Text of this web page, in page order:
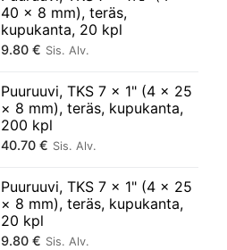
40 × 8 mm), teräs,
kupukanta, 20 kpl
9.80 € Sis. Alv.
Puuruuvi, TKS 7 × 1" (4 × 25
× 8 mm), teräs, kupukanta,
200 kpl
40.70 € Sis. Alv.
Puuruuvi, TKS 7 × 1" (4 × 25
× 8 mm), teräs, kupukanta,
20 kpl
9.80 € Sis. Alv.